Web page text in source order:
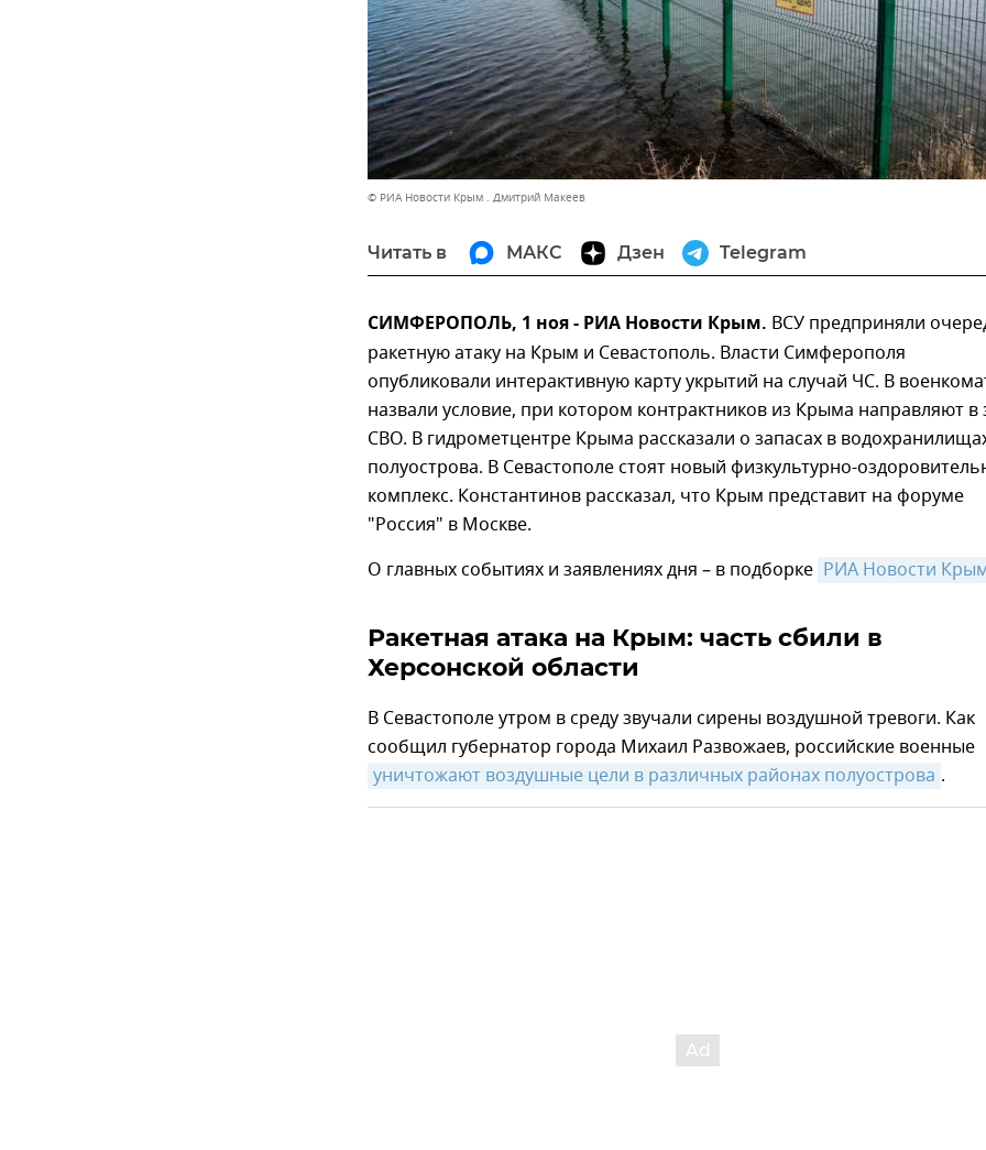
© РИА Новости Крым . Дмитрий Макеев
Читать в МАКС Дзен Telegram
СИМФЕРОПОЛЬ, 1 ноя - РИА Новости Крым. ВСУ предприняли
ракетную атаку на Крым и Севастополь. Власти Симферополя
опубликовали интерактивную карту укрытий на случай ЧС. В
назвали условие, при котором контрактников из Крыма направляют в
СВО. В гидрометцентре Крыма рассказали о запасах в
полуострова. В Севастополе стоят новый физкультурно-
комплекс. Константинов рассказал, что Крым представит на форуме
"Россия" в Москве.
О главных событиях и заявлениях дня – в подборке РИА Новости
Ракетная атака на Крым: часть сбили в
Херсонской области
В Севастополе утром в среду звучали сирены воздушной тревоги. Как
сообщил губернатор города Михаил Развожаев, российские военные
уничтожают воздушные цели в различных районах полуострова .